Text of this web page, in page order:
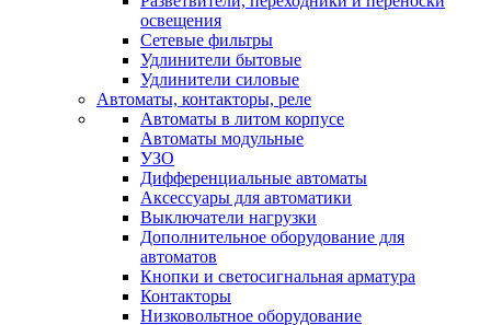
освещения
Сетевые фильтры
Удлинители бытовые
Удлинители силовые
Автоматы, контакторы, реле
Автоматы в литом корпусе
Автоматы модульные
УЗО
Дифференциальные автоматы
Аксессуары для автоматики
Выключатели нагрузки
Дополнительное оборудование для
автоматов
Кнопки и светосигнальная арматура
Контакторы
Низковольтное оборудование